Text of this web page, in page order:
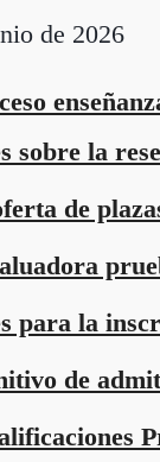
de 2026
sobre la
de
para la
de